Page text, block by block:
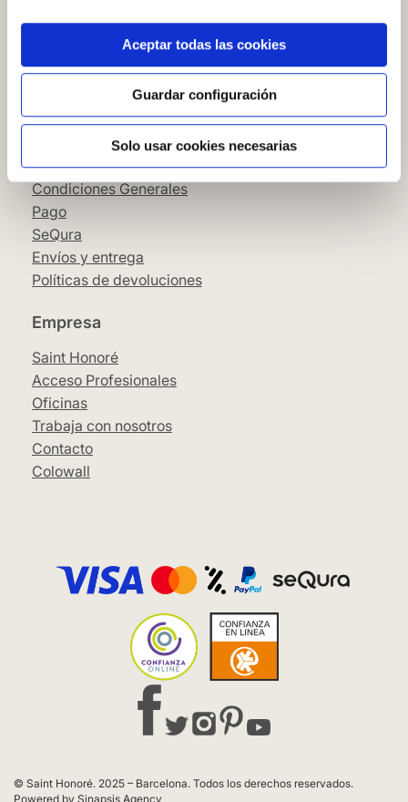
Aceptar todas las cookies
Guardar configuración
Solo usar cookies necesarias
© Saint Honoré. 2025 – Barcelona. Todos los derechos reservados.
Powered by Sinapsis Agency
Cómo colocar papel pintado
Simbología del papel pintado
Cookies
Política de privacidad
Guía de compra
Aviso Legal
Condiciones Generales
Pago
SeQura
Envíos y entrega
Políticas de devoluciones
Empresa
Saint Honoré
Acceso Profesionales
Oficinas
Trabaja con nosotros
Contacto
Colowall